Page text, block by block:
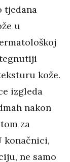
tjedana
u
kože.
izgleda
nakon
za
konačnici,
ne samo